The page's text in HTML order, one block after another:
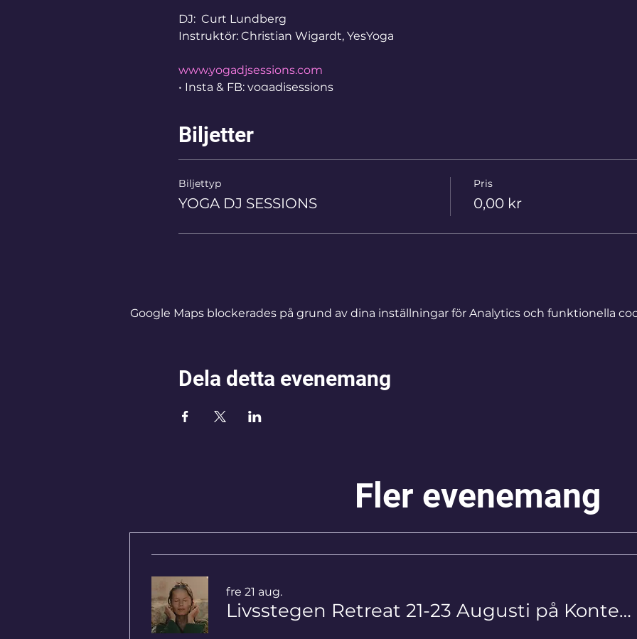
DJ: Curt Lundberg
Instruktör: Christian Wigardt, YesYoga
www.yogadjsessions.com
• Insta & FB: yogadjsessions
Biljetter
Biljettyp
YOGA DJ SESSIONS
Pris
0,00 kr
Google Maps blockerades på grund av dina inställningar för Analytics och funktionella
Dela detta evenemang
Fler evenemang
fre 21 aug.
Livsstegen Retreat 21-23 Augusti på Kontempel